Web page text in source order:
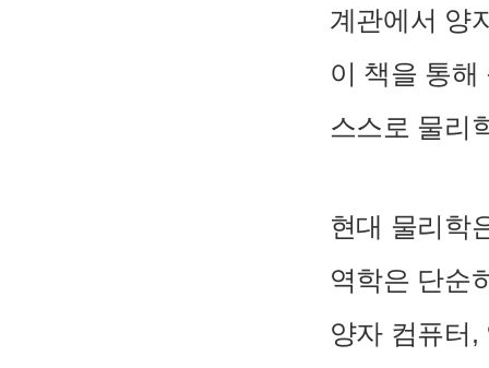
계관에서 양
이 책을 통
스스로 물리
현대 물리학
역학은 단순
양자 컴퓨터